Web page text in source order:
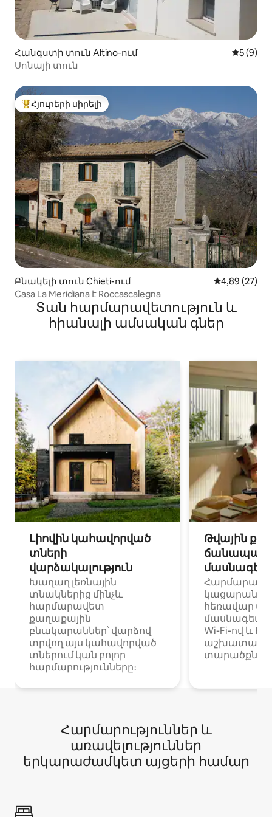
Հանգստի տուն Altino-ում Միջին
5 (9)
Սոնայի տուն
Հյուրերի սիրելի լավագույն տները
Հյուրերի սիրելի
Բնակելի տուն Chieti-ում Միջին
4,89 (27)
Casa La Meridiana է Roccascalegna
Տան հարմարավետություն և
հիանալի ամսական գներ
Լիովին կահավորված
տների
վարձակալություն
Խաղաղ լեռնային
տնակներից մինչև
հարմարավետ
քաղաքային
բնակարաններ՝ վարձով
տրվող այս կահավորված
տներում կան բոլոր
հարմարությունները։
Թվային
հեռավար
Wi-Fi-ով և
Հարմարություններ և
առավելություններ
երկարաժամկետ այցերի համար